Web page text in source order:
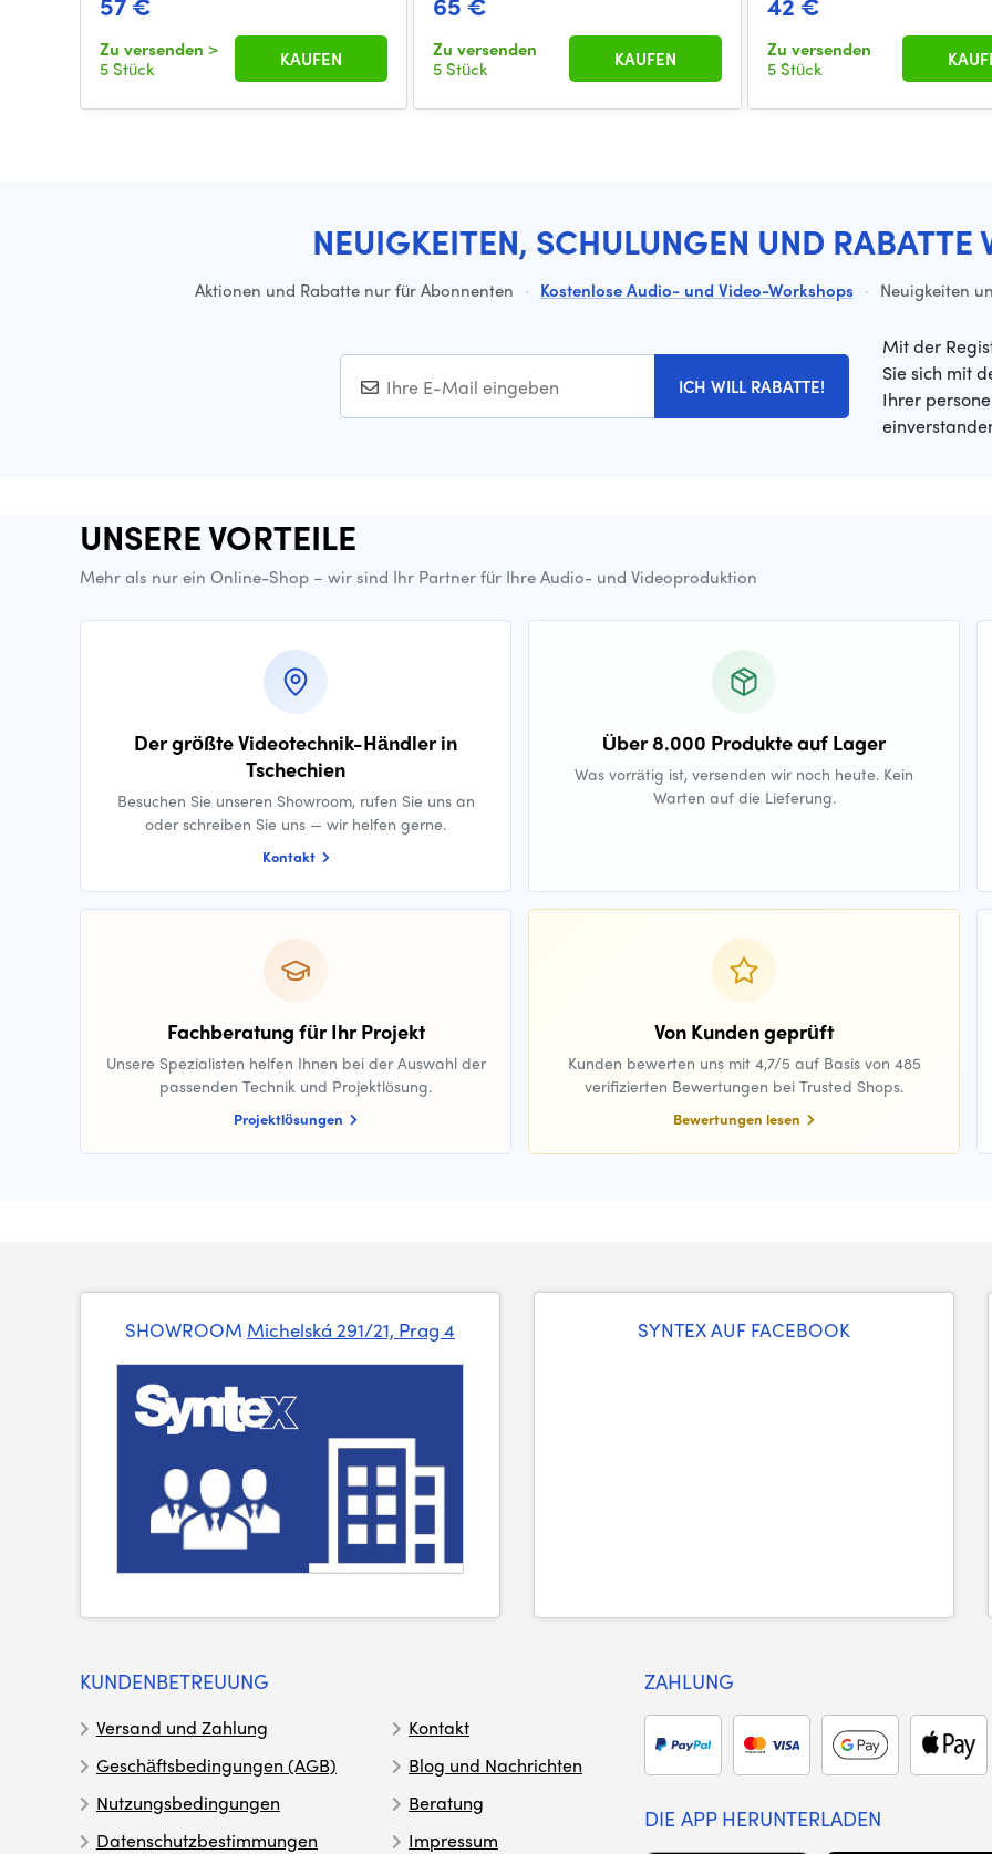
Zu versenden >
5 Stück
KAUFEN
Zu versenden
5 Stück
KAUFEN
Zu versenden
5 Stück
NEUIGKEITEN, SCHULUNGEN UND RABATTE
Aktionen und Rabatte nur für Abonnenten · Kostenlose Audio- und Video-Workshops · Neuigkeiten
ICH WILL RABATTE!
Mit der
Sie sich mit
Ihrer
UNSERE VORTEILE
Mehr als nur ein Online-Shop – wir sind Ihr Partner für Ihre Audio- und Videoproduktion
Der größte Videotechnik-Händler in
Tschechien
Besuchen Sie unseren Showroom, rufen Sie uns an
oder schreiben Sie uns — wir helfen gerne.
Kontakt
Über 8.000 Produkte auf Lager
Was vorrätig ist, versenden wir noch heute. Kein
Warten auf die Lieferung.
Fachberatung für Ihr Projekt
Unsere Spezialisten helfen Ihnen bei der Auswahl der
passenden Technik und Projektlösung.
Projektlösungen
Von Kunden geprüft
Kunden bewerten uns mit 4,7/5 auf Basis von 485
verifizierten Bewertungen bei Trusted Shops.
Bewertungen lesen
SHOWROOM Michelská 291/21, Prag 4 SYNTEX AUF FACEBOOK
KUNDENBETREUUNG
Versand und Zahlung
Geschäftsbedingungen (AGB)
Nutzungsbedingungen
Datenschutzbestimmungen
Kontakt
Blog und Nachrichten
Beratung
Impressum
ZAHLUNG
DIE APP HERUNTERLADEN